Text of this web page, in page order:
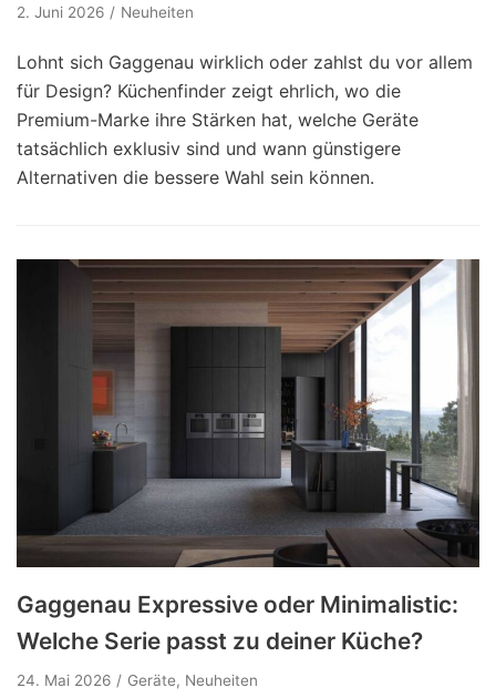
2. Juni 2026 Neuheiten
Lohnt sich Gaggenau wirklich oder zahlst du vor allem
für Design? Küchenfinder zeigt ehrlich, wo die
Premium-Marke ihre Stärken hat, welche Geräte
tatsächlich exklusiv sind und wann günstigere
Alternativen die bessere Wahl sein können.
Gaggenau Expressive oder Minimalistic:
Welche Serie passt zu deiner Küche?
24. Mai 2026 Geräte, Neuheiten